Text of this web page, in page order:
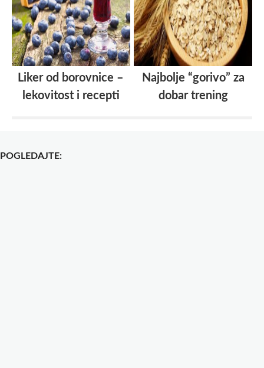
Liker od borovnice –
lekovitost i recepti
Najbolje “gorivo” za
dobar trening
POGLEDAJTE: